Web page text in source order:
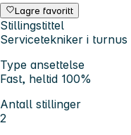
Lagre favoritt
Stillingstittel
Servicetekniker i turnus
Type ansettelse
Fast, heltid 100%
Antall stillinger
2